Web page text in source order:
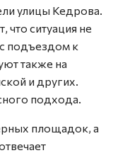
улицы Кедрова.
ситуация не
подъездом к
также на
и других.
подхода.
площадок, а